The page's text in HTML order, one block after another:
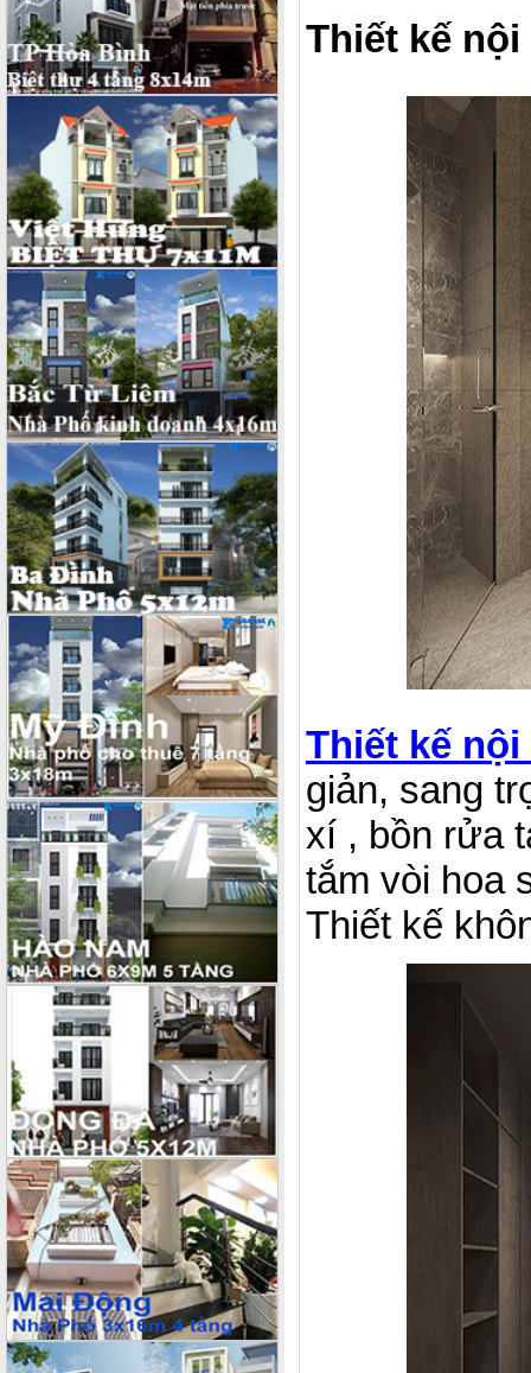
Thiết kế
Thiết kế
giản, sang
xí , bồn rửa
tắm vòi hoa
Thiết kế